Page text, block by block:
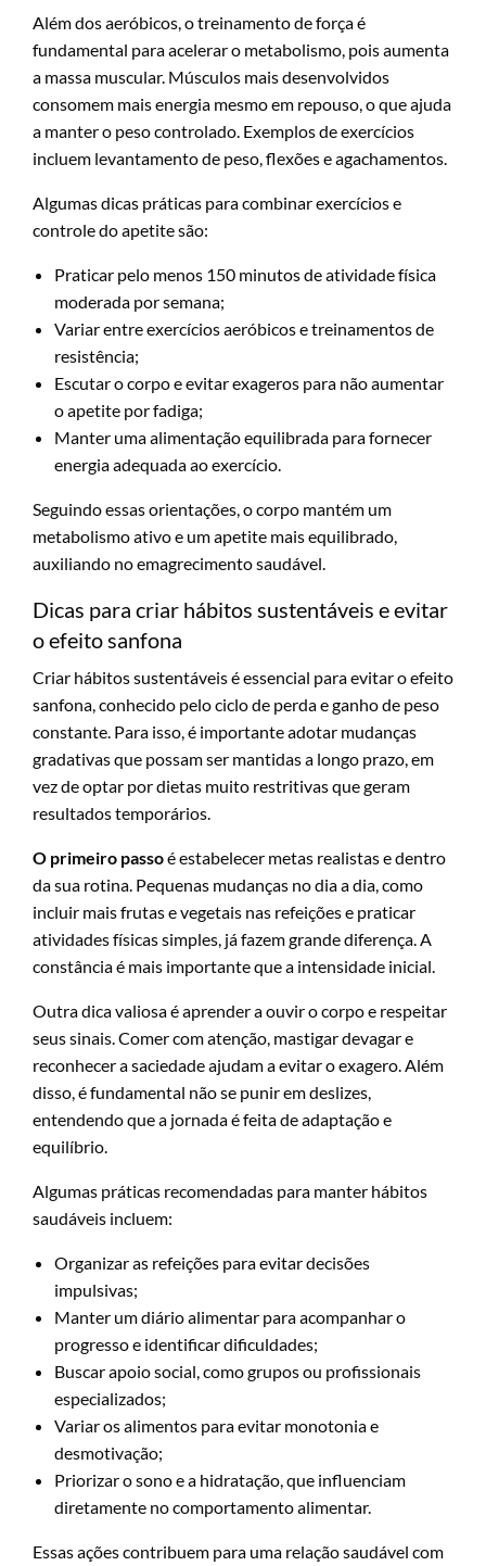
Além dos aeróbicos, o treinamento de força é
fundamental para acelerar o metabolismo, pois aumenta
a massa muscular. Músculos mais desenvolvidos
consomem mais energia mesmo em repouso, o que ajuda
a manter o peso controlado. Exemplos de exercícios
incluem levantamento de peso, flexões e agachamentos.
Algumas dicas práticas para combinar exercícios e
controle do apetite são:
Praticar pelo menos 150 minutos de atividade física
moderada por semana;
Variar entre exercícios aeróbicos e treinamentos de
resistência;
Escutar o corpo e evitar exageros para não aumentar
o apetite por fadiga;
Manter uma alimentação equilibrada para fornecer
energia adequada ao exercício.
Seguindo essas orientações, o corpo mantém um
metabolismo ativo e um apetite mais equilibrado,
auxiliando no emagrecimento saudável.
Dicas para criar hábitos sustentáveis e evitar
o efeito sanfona
Criar hábitos sustentáveis é essencial para evitar o efeito
sanfona, conhecido pelo ciclo de perda e ganho de peso
constante. Para isso, é importante adotar mudanças
gradativas que possam ser mantidas a longo prazo, em
vez de optar por dietas muito restritivas que geram
resultados temporários.
O primeiro passoé estabelecer metas realistas e dentro
da sua rotina. Pequenas mudanças no dia a dia, como
incluir mais frutas e vegetais nas refeições e praticar
atividades físicas simples, já fazem grande diferença. A
constância é mais importante que a intensidade inicial.
Outra dica valiosa é aprender a ouvir o corpo e respeitar
seus sinais. Comer com atenção, mastigar devagar e
reconhecer a saciedade ajudam a evitar o exagero. Além
disso, é fundamental não se punir em deslizes,
entendendo que a jornada é feita de adaptação e
equilíbrio.
Algumas práticas recomendadas para manter hábitos
saudáveis incluem:
Organizar as refeições para evitar decisões
impulsivas;
Manter um diário alimentar para acompanhar o
progresso e identificar dificuldades;
Buscar apoio social, como grupos ou profissionais
especializados;
Variar os alimentos para evitar monotonia e
desmotivação;
Priorizar o sono e a hidratação, que influenciam
diretamente no comportamento alimentar.
Essas ações contribuem para uma relação saudável com